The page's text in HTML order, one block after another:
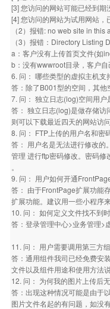
[3] 您访问的网站可能已经到
[4] 您访问的网站为试用网站，
（2）报错: no web site in
（3）报错：Directory
a：客户没有上传首页文件(如
b：没有wwwroot目录，客户
6. 问： 哪些类型的虚拟主机支
答：除了B001型的空间，其他
7. 问： 独立日志(log)空间用户
答： 独立日志(log)是做存储访
则可以下载最近四天的网站访
8. 问： FTP上传的用户名和密
答： 用户名是无法进行修改的
管理 进行ftp密码修改。密码
。
9. 问： 用户如何开通
答： 由于FrontPage扩展功能
扩展功能。建议用一些小程序
10. 问： 如何定义文件找不到
答：登录管理中心>业务管理>
11. 问： 用户需要调用第三方
答：通用组件我司已经免费安
文件以及组件用途和使用方法
12. 问： 为何我的图片上传后
答：出现这种情况可能是由于
图片文件名起的有问题，如没